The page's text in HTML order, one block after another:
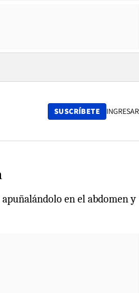
SUSCRÍBETE INGRESAR
en el abdomen y